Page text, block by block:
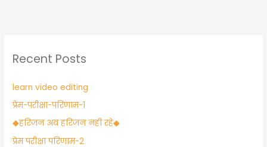
Recent Posts
learn video editing
प्रेम-परीक्षा-परिणाम-1
​◆हरिजन अब हरिजन नही रहे◆
प्रेम परीक्षा परिणाम-2